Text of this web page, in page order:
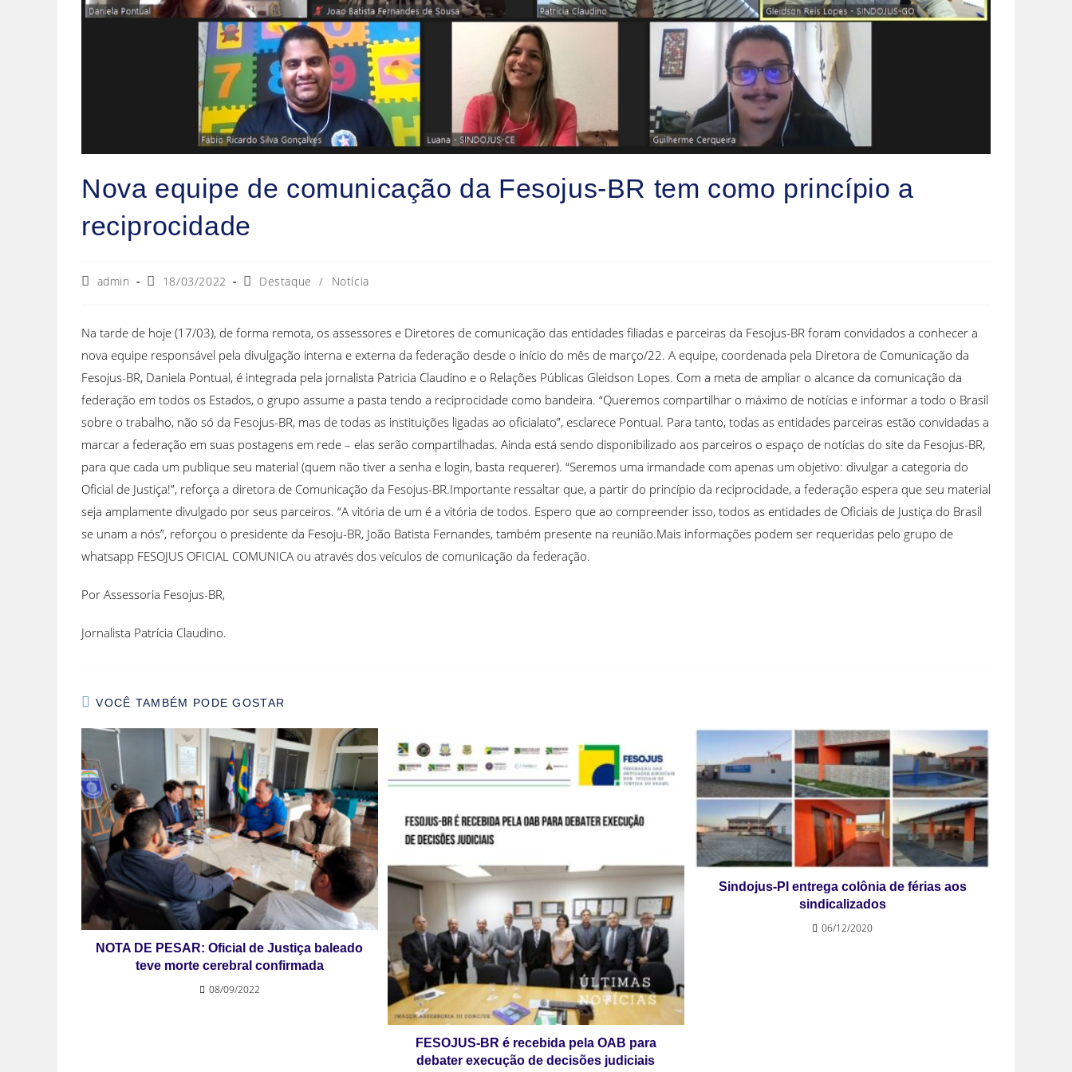
Nova equipe de comunicação da Fesojus-BR tem como princípio a
reciprocidade
Autoradmin
Post18/03/2022
Categoria
Destaque / Notícia
Na tarde de hoje (17/03), de forma remota, os assessores e Diretores de comunicação das entidades filiadas e parceiras da Fesojus-BR foram convidados a conhecer a
nova equipe responsável pela divulgação interna e externa da federação desde o início do mês de março/22. A equipe, coordenada pela Diretora de Comunicação da
Fesojus-BR, Daniela Pontual, é integrada pela jornalista Patricia Claudino e o Relações Públicas Gleidson Lopes. Com a meta de ampliar o alcance da comunicação da
federação em todos os Estados, o grupo assume a pasta tendo a reciprocidade como bandeira. “Queremos compartilhar o máximo de notícias e informar a todo o Brasil
sobre o trabalho, não só da Fesojus-BR, mas de todas as instituições ligadas ao oficialato”, esclarece Pontual. Para tanto, todas as entidades parceiras estão convidadas a
marcar a federação em suas postagens em rede – elas serão compartilhadas. Ainda está sendo disponibilizado aos parceiros o espaço de notícias do site da Fesojus-BR,
para que cada um publique seu material (quem não tiver a senha e login, basta requerer). “Seremos uma irmandade com apenas um objetivo: divulgar a categoria do
Oficial de Justiça!”, reforça a diretora de Comunicação da Fesojus-BR.Importante ressaltar que, a partir do princípio da reciprocidade, a federação espera que seu material
seja amplamente divulgado por seus parceiros. “A vitória de um é a vitória de todos. Espero que ao compreender isso, todos as entidades de Oficiais de Justiça do Brasil
se unam a nós”, reforçou o presidente da Fesoju-BR, João Batista Fernandes, também presente na reunião.Mais informações podem ser requeridas pelo grupo de
whatsapp FESOJUS OFICIAL COMUNICA ou através dos veículos de comunicação da federação.
Por Assessoria Fesojus-BR,
Jornalista Patrícia Claudino.
VOCÊ TAMBÉM PODE GOSTAR
NOTA DE PESAR: Oficial de Justiça baleado
teve morte cerebral confirmada
08/09/2022
FESOJUS-BR é recebida pela OAB para
debater execução de decisões judiciais
Sindojus-PI entrega colônia de férias aos
sindicalizados
06/12/2020